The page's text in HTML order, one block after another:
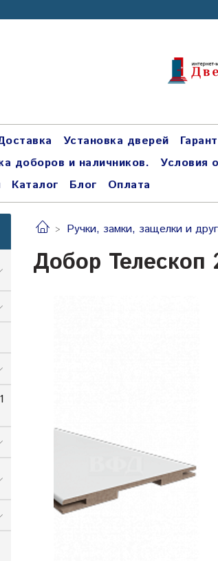
Установка дверей
доборов и наличников. Условия
Каталог Блог Оплата
Ручки, замки, защелки и
Добор